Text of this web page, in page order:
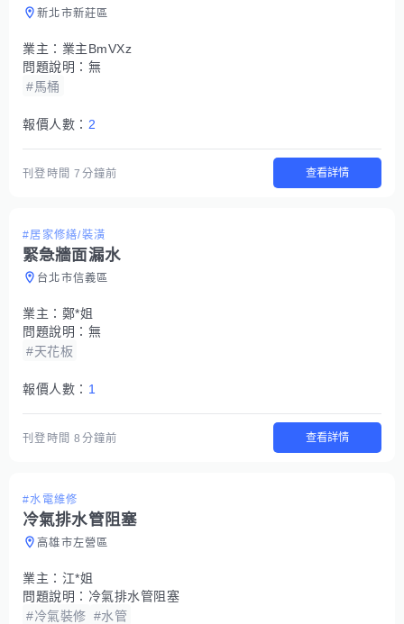
新北市新莊區
業主： 業主BmVXz
問題說明： 無
#馬桶
報價人數： 2
刊登時間7分鐘前 查看詳情
#居家修繕/裝潢
緊急牆面漏水
台北市信義區
業主： 鄭*姐
問題說明： 無
#天花板
報價人數： 1
刊登時間8分鐘前 查看詳情
#水電維修
冷氣排水管阻塞
高雄市左營區
業主： 江*姐
問題說明： 冷氣排水管阻塞
#冷氣裝修 #水管